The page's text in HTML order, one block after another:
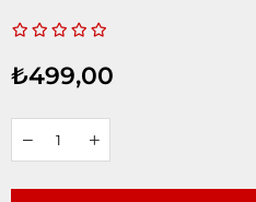
₺499,00